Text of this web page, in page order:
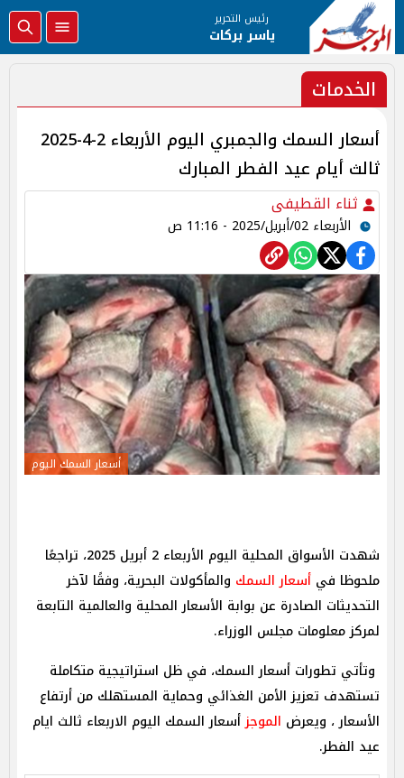
رئيس التحرير
ياسر بركات
الخدمات
أسعار السمك والجمبري اليوم الأربعاء 2-4-2025
ثالث أيام عيد الفطر المبارك
ثناء القطيفى
الأربعاء 02/أبريل/2025 - 11:16 ص
أسعار السمك اليوم
شهدت الأسواق المحلية اليوم الأربعاء 2 أبريل 2025، تراجعًا
ملحوظا في أسعار السمك والمأكولات البحرية، وفقًا لآخر
التحديثات الصادرة عن بوابة الأسعار المحلية والعالمية التابعة
لمركز معلومات مجلس الوزراء.
وتأتي تطورات أسعار السمك، في ظل استراتيجية متكاملة
تستهدف تعزيز الأمن الغذائي وحماية المستهلك من أرتفاع
الأسعار ، ويعرض الموجزأسعار السمك اليوم الاربعاء ثالث ايام
عيد الفطر.